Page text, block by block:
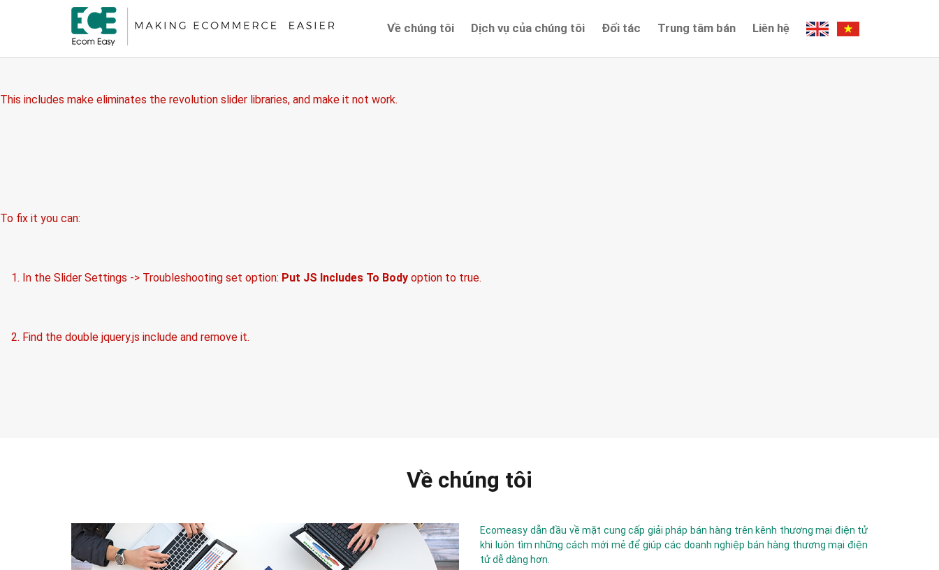
Về chúng tôi Dịch vụ của chúng tôi Đối tác Trung tâm bán Liên hệ
Revolution Slider Error: You have some jquery.js library include that comes after the revolution files js include.
This includes make eliminates the revolution slider libraries, and make it not work.
To fix it you can:
1. In the Slider Settings -> Troubleshooting set option: Put JS Includes To Body option to true.
2. Find the double jquery.js include and remove it.
Về chúng tôi
Ecomeasy dẫn đầu về mặt cung cấp giải pháp bán hàng trên kênh thương mại điện tử
khi luôn tìm những cách mới mẻ để giúp các doanh nghiệp bán hàng thương mại điện
tử dễ dàng hơn.